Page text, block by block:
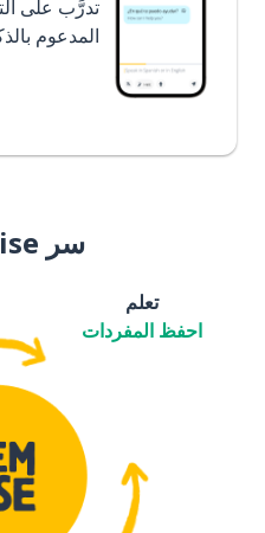
تدرَّب على
المدعوم
سر Memrise
تعلم
احفظ المفردات